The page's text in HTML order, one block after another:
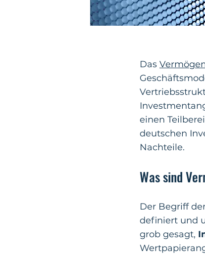
Das
einen
deutschen
Nachteile.
Was sind
Der Begriff
definiert und
grob gesagt,